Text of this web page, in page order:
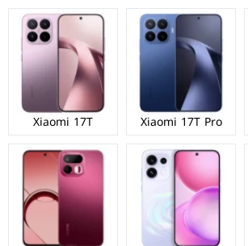
Xiaomi 17T Pro
Xiaomi 17T